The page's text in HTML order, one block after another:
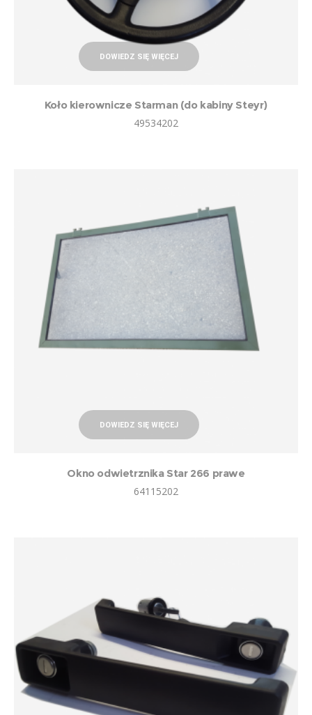
DOWIEDZ SIĘ WIĘCEJ
Koło kierownicze Starman (do kabiny Steyr)
49534202
DOWIEDZ SIĘ WIĘCEJ
Okno odwietrznika Star 266 prawe
64115202